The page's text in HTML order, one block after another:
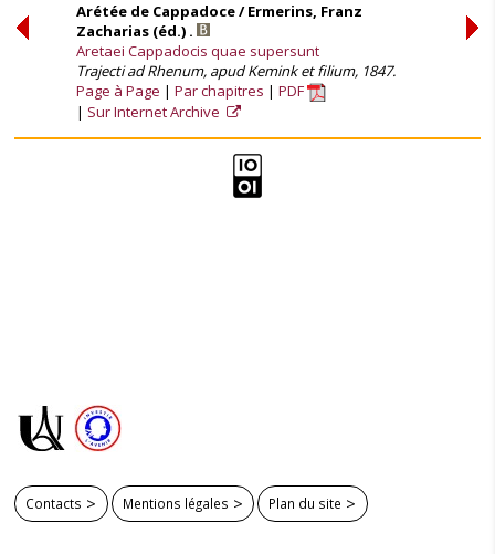
Arétée de Cappadoce / Ermerins, Franz
Zacharias (éd.) .
Aretaei Cappadocis quae supersunt
Trajecti ad Rhenum, apud Kemink et filium, 1847.
Page à Page
Par chapitres
PDF
Sur Internet Archive
Contacts Mentions légales Plan du site